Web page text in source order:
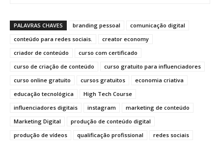
PALAVRAS CHAVES branding pessoal
comunicação digital
conteúdo para redes sociais.
creator economy
criador de conteúdo
curso com certificado
curso de criação de conteúdo
curso gratuito para influenciadores
curso online gratuito
cursos gratuitos
economia criativa
educação tecnológica
High Tech Course
influenciadores digitais
instagram
marketing de conteúdo
Marketing Digital
produção de conteúdo digital
produção de vídeos
qualificação profissional
redes sociais